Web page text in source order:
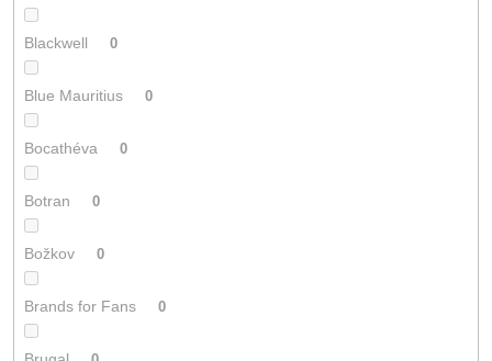
Blackwell 0
Blue Mauritius 0
Bocathéva 0
Botran 0
Božkov 0
Brands for Fans 0